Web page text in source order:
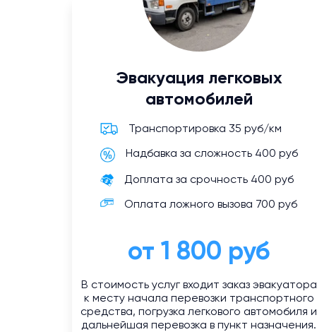
Эвакуация легковых
автомобилей
Транспортировка 35 руб/км
Надбавка за сложность 400 руб
Доплата за срочность 400 руб
Оплата ложного вызова 700 руб
от 1 800 руб
В стоимость услуг входит заказ эвакуатора
к месту начала перевозки транспортного
средства, погрузка легкового автомобиля и
дальнейшая перевозка в пункт назначения.